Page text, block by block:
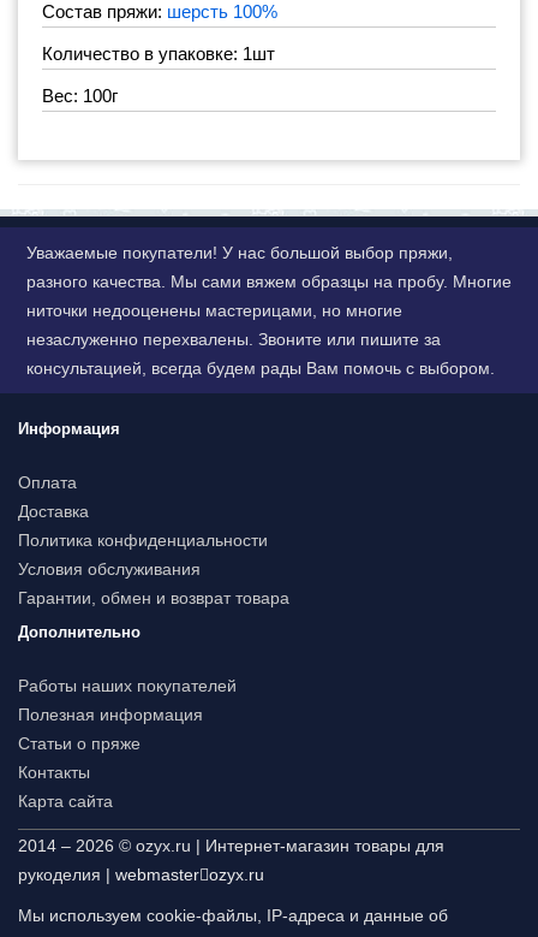
Состав пряжи: шерсть 100%
Количество в упаковке: 1шт
Вес: 100г
Уважаемые покупатели! У нас большой выбор пряжи,
разного качества. Мы сами вяжем образцы на пробу. Многие
ниточки недооценены мастерицами, но многие
незаслуженно перехвалены. Звоните или пишите за
консультацией, всегда будем рады Вам помочь с выбором.
Информация
Оплата
Доставка
Политика конфиденциальности
Условия обслуживания
Гарантии, обмен и возврат товара
Дополнительно
Работы наших покупателей
Полезная информация
Статьи о пряже
Контакты
Карта сайта
2014 – 2026 © ozyx.ru | Интернет-магазин товары для
рукоделия | webmaster ozyx.ru
Мы используем cookie-файлы, IP-адреса и данные об